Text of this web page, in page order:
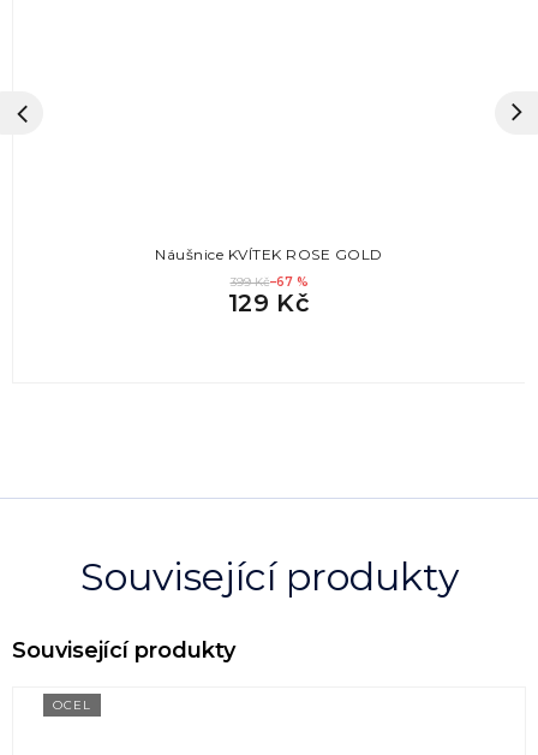
Související produkty
OCEL
Náušnice KVÍTEK ROSE GOLD
399 Kč–67 %
129 Kč